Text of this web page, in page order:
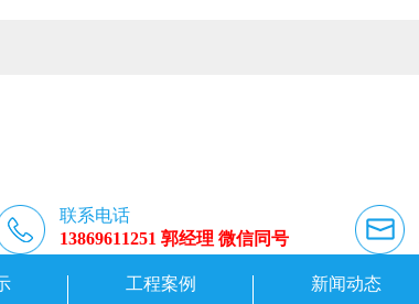
联系电话
13869611251 郭经理 微信同号
工程案例 新闻动态